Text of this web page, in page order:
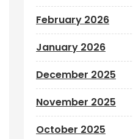
February 2026
January 2026
December 2025
November 2025
October 2025